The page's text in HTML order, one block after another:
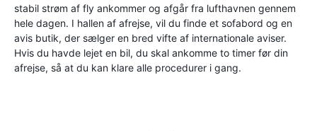
stabil strøm af fly ankommer og afgår fra lufthavnen gennem
hele dagen. I hallen af afrejse, vil du finde et sofabord og en
avis butik, der sælger en bred vifte af internationale aviser.
Hvis du havde lejet en bil, du skal ankomme to timer før din
afrejse, så at du kan klare alle procedurer i gang.